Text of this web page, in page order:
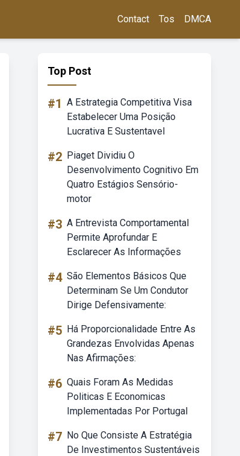
Contact Tos DMCA
Top Post
#1 A Estrategia Competitiva Visa
Estabelecer Uma Posição
Lucrativa E Sustentavel
#2 Piaget Dividiu O
Desenvolvimento Cognitivo Em
Quatro Estágios Sensório-
motor
#3 A Entrevista Comportamental
Permite Aprofundar E
Esclarecer As Informações
#4 São Elementos Básicos Que
Determinam Se Um Condutor
Dirige Defensivamente:
#5 Há Proporcionalidade Entre As
Grandezas Envolvidas Apenas
Nas Afirmações:
#6 Quais Foram As Medidas
Politicas E Economicas
Implementadas Por Portugal
#7 No Que Consiste A Estratégia
De Investimentos Sustentáveis